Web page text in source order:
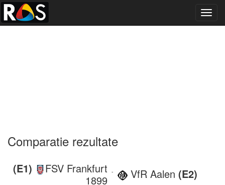
Comparatie rezultate
(E1)
FSV Frankfurt
1899
- VfR Aalen (E2)